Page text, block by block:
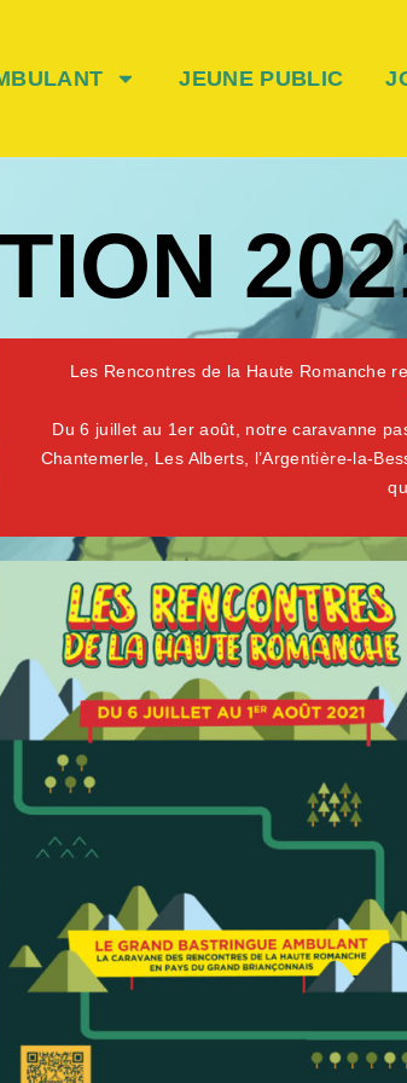
JEUNE PUBLIC
Les Rencontres de la Haute Romanche
Du 6 juillet au 1er août, notre caravanne
Chantemerle, Les Alberts, l’Argentière-la-